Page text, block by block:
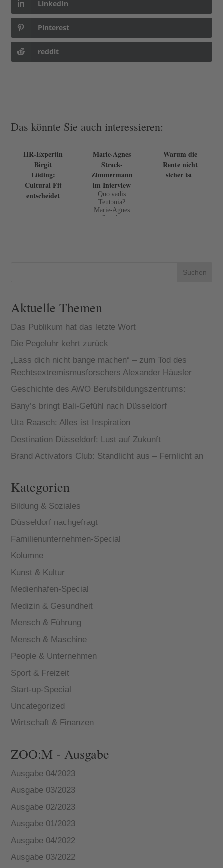
LinkedIn
Pinterest
reddit
Das könnte Sie auch interessieren:
HR-Expertin
Birgit
Löding:
Cultural Fit
entscheidet
Marie-Agnes
Strack-
Zimmermann
im Interview
Quo vadis
Teutonia?
Marie-Agnes
Strack-
Warum die
Rente nicht
sicher ist
Suchen
Aktuelle Themen
Das Publikum hat das letzte Wort
Die Pegeluhr kehrt zurück
„Lass dich nicht bange machen“ – zum Tod des
Rechtsextremismusforschers Alexander Häusler
Geschichte des AWO Berufsbildungszentrums:
Bany’s bringt Bali-Gefühl nach Düsseldorf
Uta Raasch: Alles ist Inspiration
Destination Düsseldorf: Lust auf Zukunft
Brand Activators Club: Standlicht aus – Fernlicht an
Kategorien
Bildung & Soziales
Düsseldorf nachgefragt
Familienunternehmen-Special
Kolumne
Kunst & Kultur
Medienhafen-Special
Medizin & Gesundheit
Mensch & Führung
Mensch & Maschine
People & Unternehmen
Sport & Freizeit
Start-up-Special
Uncategorized
Wirtschaft & Finanzen
ZOO:M - Ausgabe
Ausgabe 04/2023
Ausgabe 03/2023
Ausgabe 02/2023
Ausgabe 01/2023
Ausgabe 04/2022
Ausgabe 03/2022